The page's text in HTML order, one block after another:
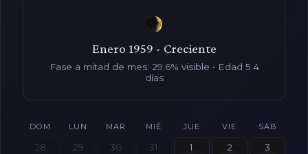
Enero 1959 - Creciente
Fase a mitad de mes: 29.6% visible • Edad 5.4
días
DOM LUN MAR MIÉ JUE VIE SÁB
28 29 30 31 1 2 3